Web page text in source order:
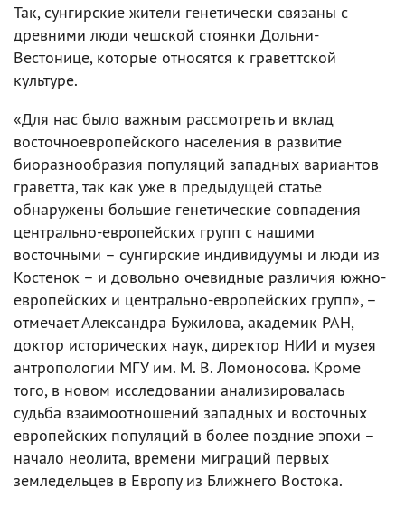
Так, сунгирские жители генетически связаны с
древними люди чешской стоянки Дольни-
Вестонице, которые относятся к граветтской
культуре.
«Для нас было важным рассмотреть и вклад
восточноевропейского населения в развитие
биоразнообразия популяций западных вариантов
граветта, так как уже в предыдущей статье
обнаружены большие генетические совпадения
центрально-европейских групп с нашими
восточными – сунгирские индивидуумы и люди из
Костенок – и довольно очевидные различия южно-
европейских и центрально-европейских групп», –
отмечает Александра Бужилова, академик РАН,
доктор исторических наук, директор НИИ и музея
антропологии МГУ им. М. В. Ломоносова. Кроме
того, в новом исследовании анализировалась
судьба взаимоотношений западных и восточных
европейских популяций в более поздние эпохи –
начало неолита, времени миграций первых
земледельцев в Европу из Ближнего Востока.